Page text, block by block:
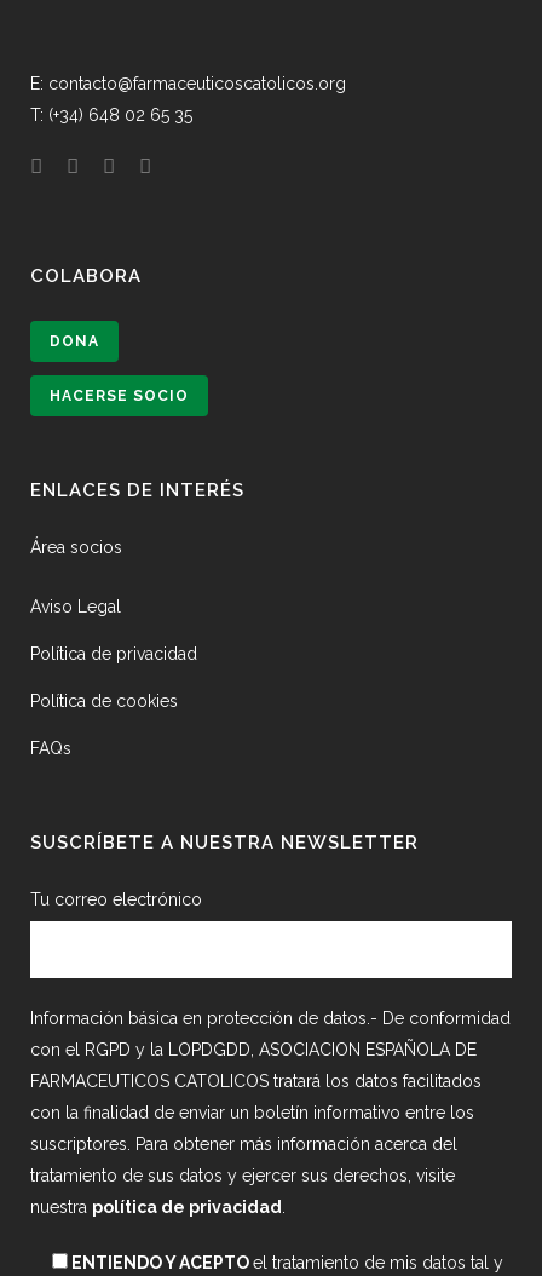
E: contacto@farmaceuticoscatolicos.org
T: (+34) 648 02 65 35
COLABORA
DONA
HACERSE SOCIO
ENLACES DE INTERÉS
Área socios
Aviso Legal
Política de privacidad
Política de cookies
FAQs
SUSCRÍBETE A NUESTRA NEWSLETTER
Tu correo electrónico
Información básica en protección de datos.- De conformidad
con el RGPD y la LOPDGDD, ASOCIACION ESPAÑOLA DE
FARMACEUTICOS CATOLICOS tratará los datos facilitados
con la finalidad de enviar un boletín informativo entre los
suscriptores. Para obtener más información acerca del
tratamiento de sus datos y ejercer sus derechos, visite
nuestra política de privacidad
ENTIENDO Y ACEPTOel tratamiento de mis datos tal y